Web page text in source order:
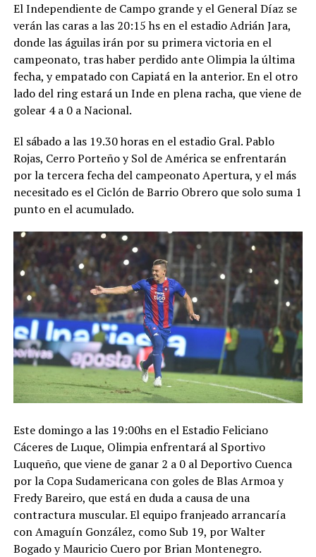
El Independiente de Campo grande y el General Díaz se
verán las caras a las 20:15 hs en el estadio Adrián Jara,
donde las águilas irán por su primera victoria en el
campeonato, tras haber perdido ante Olimpia la última
fecha, y empatado con Capiatá en la anterior. En el otro
lado del ring estará un Inde en plena racha, que viene de
golear 4 a 0 a Nacional.
El sábado a las 19.30 horas en el estadio Gral. Pablo
Rojas, Cerro Porteño y Sol de América se enfrentarán
por la tercera fecha del campeonato Apertura, y el más
necesitado es el Ciclón de Barrio Obrero que solo suma 1
punto en el acumulado.
Este domingo a las 19:00hs en el Estadio Feliciano
Cáceres de Luque, Olimpia enfrentará al Sportivo
Luqueño, que viene de ganar 2 a 0 al Deportivo Cuenca
por la Copa Sudamericana con goles de Blas Armoa y
Fredy Bareiro, que está en duda a causa de una
contractura muscular. El equipo franjeado arrancaría
con Amaguín González, como Sub 19, por Walter
Bogado y Mauricio Cuero por Brian Montenegro.